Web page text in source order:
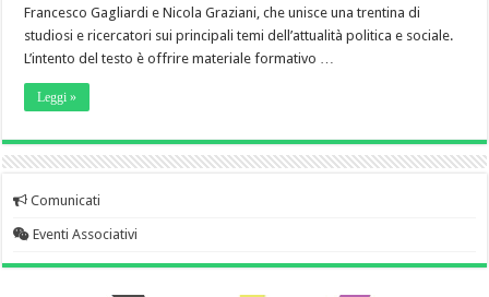
Francesco Gagliardi e Nicola Graziani, che unisce una trentina di
studiosi e ricercatori sui principali temi dell’attualità politica e sociale.
L’intento del testo è offrire materiale formativo …
Leggi »
Comunicati
Eventi Associativi